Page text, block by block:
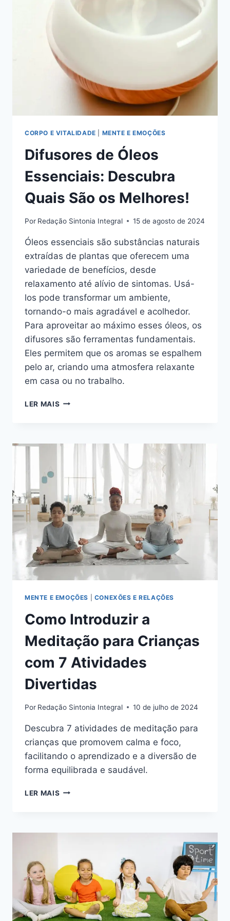
CORPO E VITALIDADE MENTE E EMOÇÕES
Difusores de Óleos
Essenciais: Descubra
Quais São os Melhores!
Por Redação Sintonia Integral 15 de agosto de 2024
Óleos essenciais são substâncias naturais
extraídas de plantas que oferecem uma
variedade de benefícios, desde
relaxamento até alívio de sintomas. Usá-
los pode transformar um ambiente,
tornando-o mais agradável e acolhedor.
Para aproveitar ao máximo esses óleos, os
difusores são ferramentas fundamentais.
Eles permitem que os aromas se espalhem
pelo ar, criando uma atmosfera relaxante
em casa ou no trabalho.
LER MAIS DIFUSORES
DESCUBRA
OS
MELHORES!
MENTE E EMOÇÕES CONEXÕES E RELAÇÕES
Como Introduzir a
Meditação para Crianças
com 7 Atividades
Divertidas
Por Redação Sintonia Integral 10 de julho de 2024
Descubra 7 atividades de meditação para
crianças que promovem calma e foco,
facilitando o aprendizado e a diversão de
forma equilibrada e saudável.
LER MAIS COMO
PARA
7
ATIVIDADES
DIVERTIDAS